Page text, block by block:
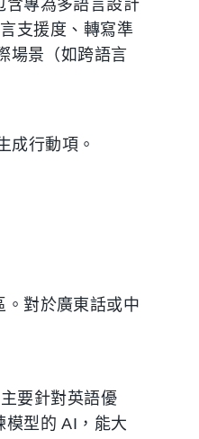
含專為多語言設計
支援度、轉寫準
場景（如跨語言
成行動項。
對於廣東話或中
要針對英語優
模型的 AI，能大